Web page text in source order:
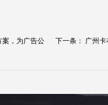
案，为广告公
下一条： 广州